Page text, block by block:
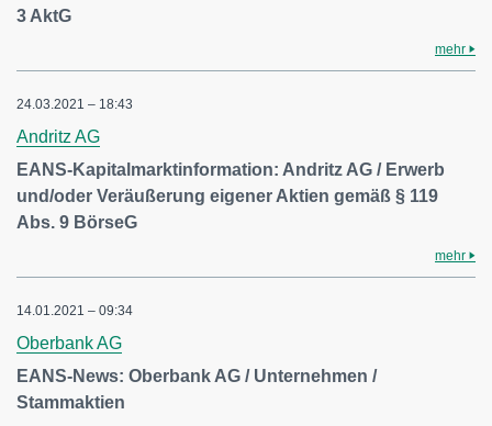
3 AktG
mehr
24.03.2021 – 18:43
Andritz AG
EANS-Kapitalmarktinformation: Andritz AG / Erwerb
und/oder Veräußerung eigener Aktien gemäß § 119
Abs. 9 BörseG
mehr
14.01.2021 – 09:34
Oberbank AG
EANS-News: Oberbank AG / Unternehmen /
Stammaktien